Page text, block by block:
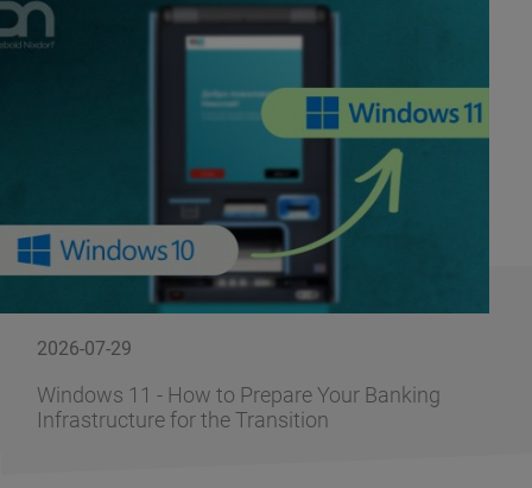
2026-07-29
Windows 11 - How to Prepare Your Banking
Infrastructure for the Transition